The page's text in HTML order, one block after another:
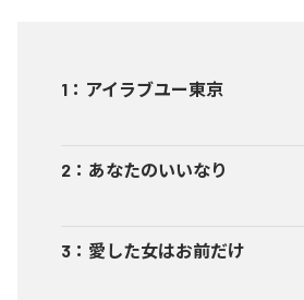
1 ： アイラブユー東京
2 ： あなたのいいなり
3 ： 愛した女はお前だけ